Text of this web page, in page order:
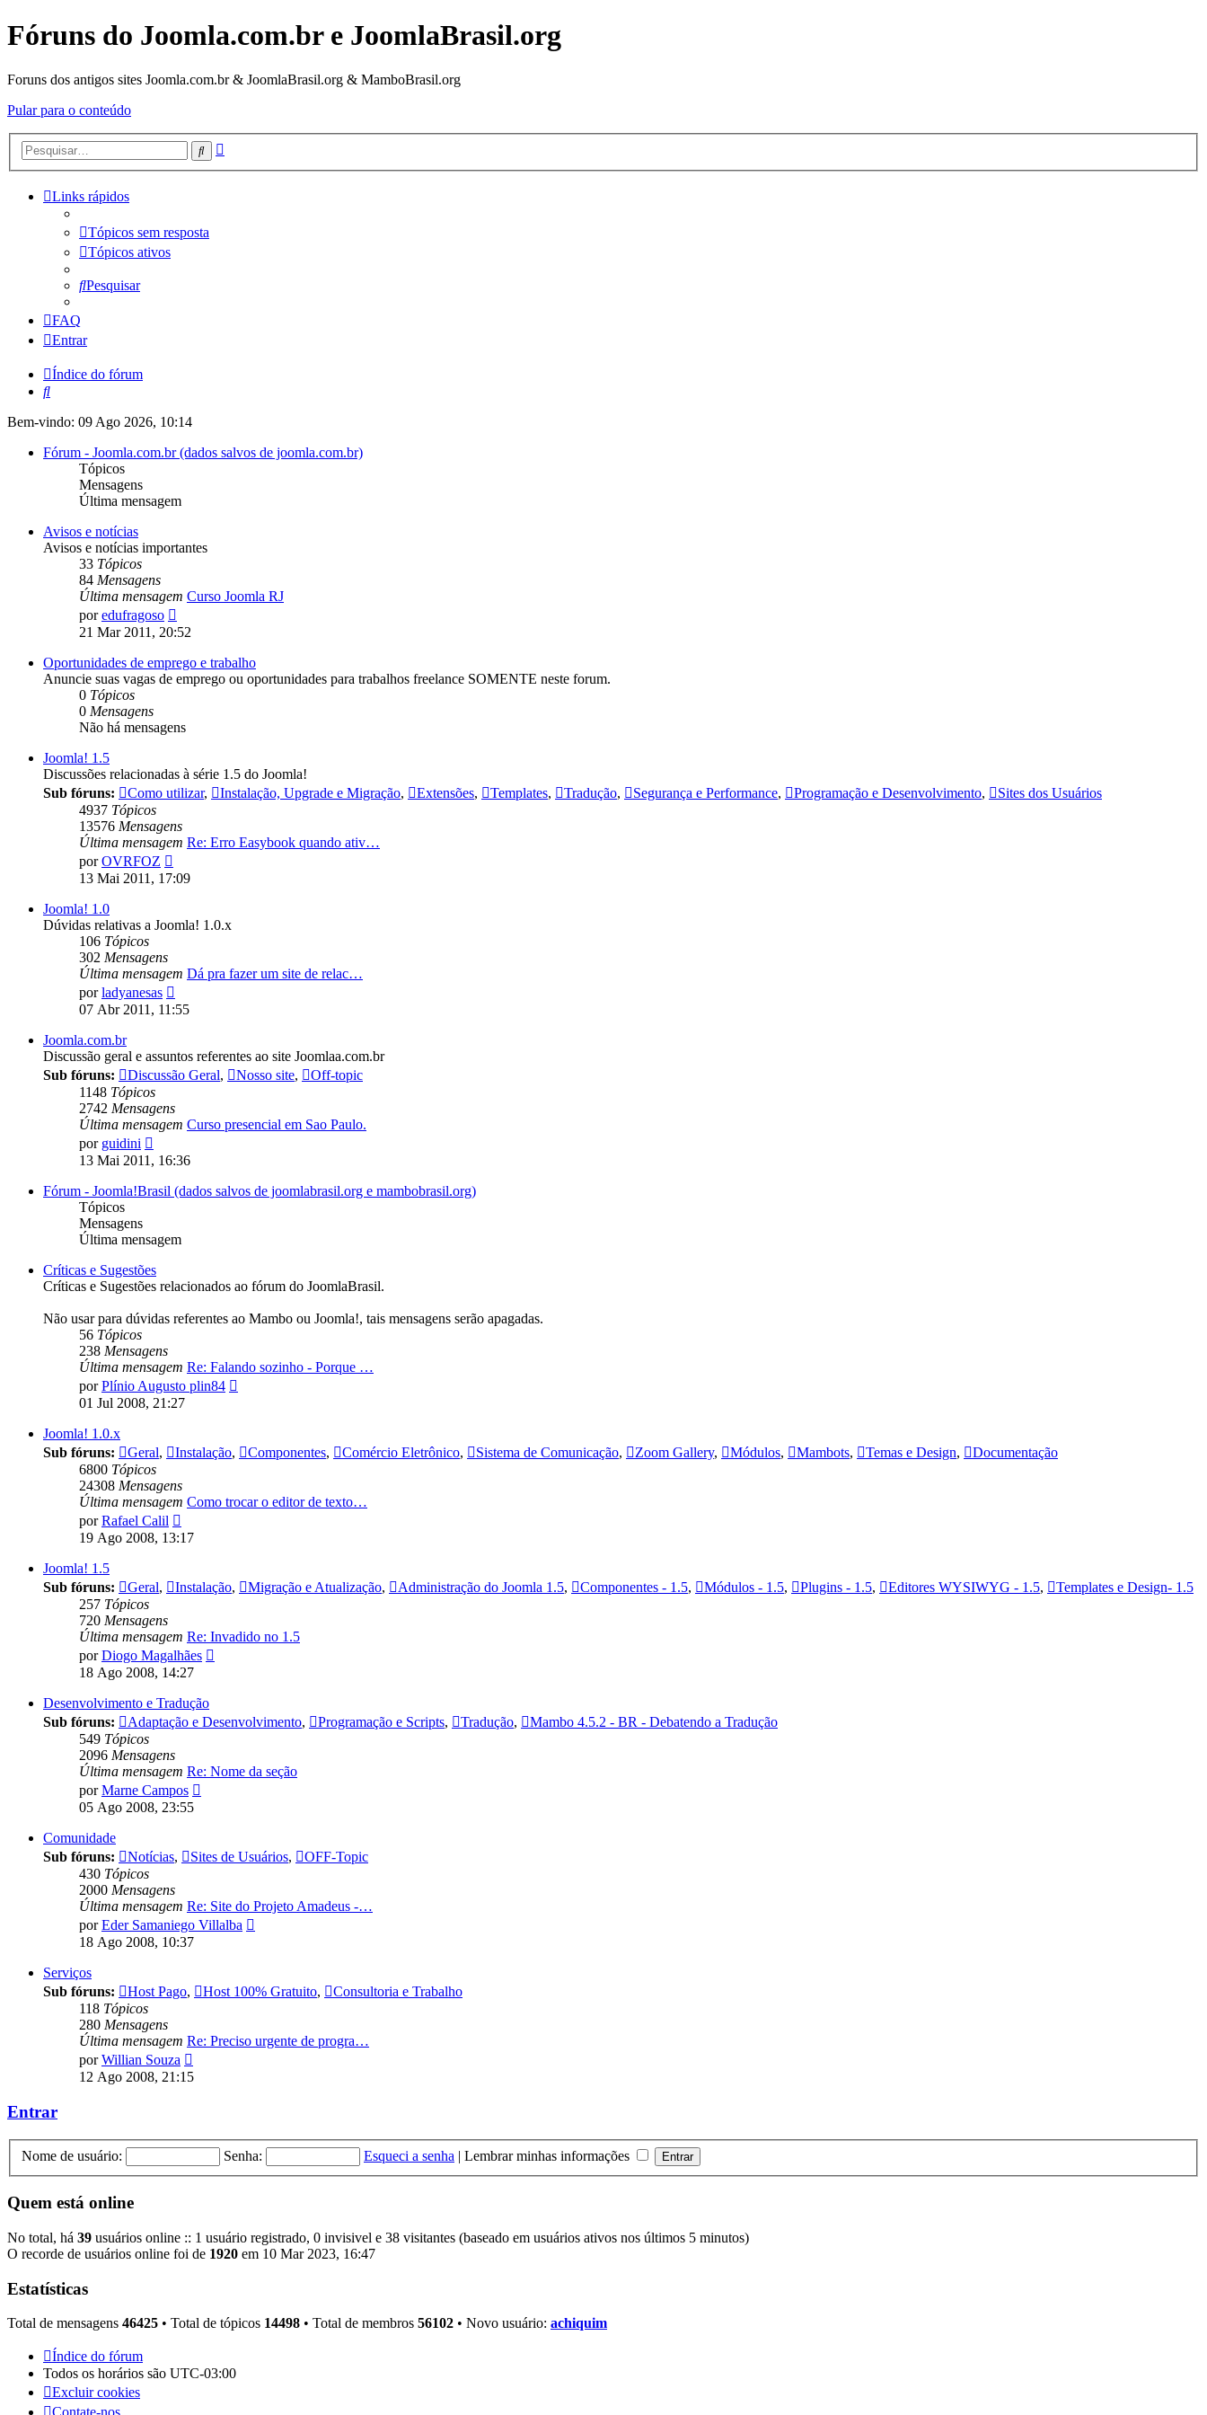
Fóruns do Joomla.com.br e JoomlaBrasil.org
Foruns dos antigos sites Joomla.com.br & JoomlaBrasil.org & MamboBrasil.org
Pular para o conteúdo
Pesquisar
Links rápidos
Tópicos sem resposta
Tópicos ativos
Pesquisar
FAQ
Entrar
Índice do fórum
Pesquisar
Bem-vindo: 09 Ago 2026, 10:14
Fórum - Joomla.com.br (dados salvos de joomla.com.br)
Tópicos
Mensagens
Última mensagem
Avisos e notícias
Avisos e notícias importantes
33 Tópicos
84 Mensagens
Última mensagem Curso Joomla RJ
poredufragoso
última
21 Mar 2011, 20:52
Oportunidades de emprego e trabalho
Anuncie suas vagas de emprego ou oportunidades para trabalhos freelance SOMENTE neste forum.
0 Tópicos
0 Mensagens
Não há mensagens
Joomla! 1.5
Discussões relacionadas à série 1.5 do Joomla!
Sub fóruns:
Como utilizar, Instalação, Upgrade e Migração, Extensões, Templates, Tradução, Segurança e Performance, Programação e Desenvolvimento,
Sites dos Usuários
4937 Tópicos
13576 Mensagens
Última mensagem Re: Erro Easybook quando ativ…
porOVRFOZ
última
13 Mai 2011, 17:09
Joomla! 1.0
Dúvidas relativas a Joomla! 1.0.x
106 Tópicos
302 Mensagens
Última mensagem Dá pra fazer um site de relac…
porladyanesas
última
07 Abr 2011, 11:55
Joomla.com.br
Discussão geral e assuntos referentes ao site Joomlaa.com.br
Sub fóruns:
Discussão Geral, Nosso site,
Off-topic
1148 Tópicos
2742 Mensagens
Última mensagem Curso presencial em Sao Paulo.
por guidini
última
13 Mai 2011, 16:36
Fórum - Joomla!Brasil (dados salvos de joomlabrasil.org e mambobrasil.org)
Tópicos
Mensagens
Última mensagem
Críticas e Sugestões
Críticas e Sugestões relacionados ao fórum do JoomlaBrasil.
Não usar para dúvidas referentes ao Mambo ou Joomla!, tais mensagens serão apagadas.
56 Tópicos
238 Mensagens
Última mensagem Re: Falando sozinho - Porque …
porPlínio Augusto plin84
01 Jul 2008, 21:27
Joomla! 1.0.x
Sub fóruns:
Geral, Instalação, Componentes, Comércio Eletrônico, Sistema de Comunicação, Zoom Gallery, Módulos, Mambots, Temas e Design,
Documentação
6800 Tópicos
24308 Mensagens
Última mensagem Como trocar o editor de texto…
porRafael Calil
última
19 Ago 2008, 13:17
Joomla! 1.5
Sub fóruns:
Geral, Instalação, Migração e Atualização, Administração do Joomla 1.5, Componentes - 1.5, Módulos - 1.5, Plugins - 1.5, Editores WYSIWYG - 1.5,
Templates e Design- 1.5
257 Tópicos
720 Mensagens
Última mensagem Re: Invadido no 1.5
porDiogo Magalhães
18 Ago 2008, 14:27
Desenvolvimento e Tradução
Sub fóruns:
Adaptação e Desenvolvimento, Programação e Scripts, Tradução,
Mambo 4.5.2 - BR - Debatendo a Tradução
549 Tópicos
2096 Mensagens
Última mensagem Re: Nome da seção
porMarne Campos
05 Ago 2008, 23:55
Comunidade
Sub fóruns:
Notícias, Sites de Usuários,
OFF-Topic
430 Tópicos
2000 Mensagens
Última mensagem Re: Site do Projeto Amadeus -…
porEder Samaniego Villalba
18 Ago 2008, 10:37
Serviços
Sub fóruns:
Host Pago, Host 100% Gratuito,
Consultoria e Trabalho
118 Tópicos
280 Mensagens
Última mensagem Re: Preciso urgente de progra…
porWillian Souza
última
12 Ago 2008, 21:15
Entrar
Nome de usuário: Senha: Esqueci a senha | Lembrar minhas informações
Quem está online
No total, há 39 usuários online :: 1 usuário registrado, 0 invisivel e 38 visitantes (baseado em usuários ativos nos últimos 5 minutos)
O recorde de usuários online foi de 1920 em 10 Mar 2023, 16:47
Estatísticas
Total de mensagens 46425 • Total de tópicos 14498 • Total de membros 56102 • Novo usuário: achiquim
Índice do fórum
Todos os horários são UTC-03:00
Excluir cookies